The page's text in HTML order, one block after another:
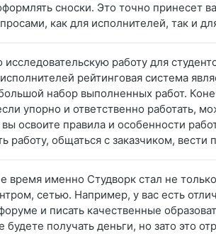
сноски. Это точно принесет
как для исполнителей, так и
исследовательскую работу для
рейтинговая система
набор выполненных работ.
упорно и ответственно работать,
вы освоите правила и особенности
работу, общаться с заказчиком,
время именно Студворк стал не
сетью. Например, у вас есть
и писать качественные
получать деньги, но зато это